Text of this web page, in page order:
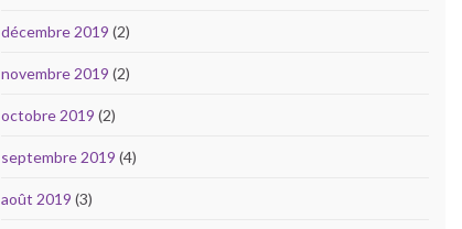
décembre 2019 (2)
novembre 2019 (2)
octobre 2019 (2)
septembre 2019 (4)
août 2019 (3)